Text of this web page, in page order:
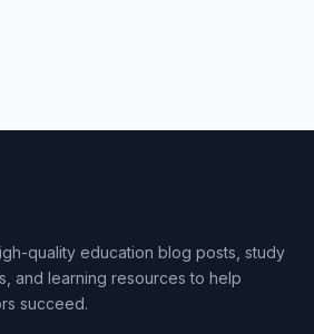
quality education blog posts, study
and learning resources to help
succeed.